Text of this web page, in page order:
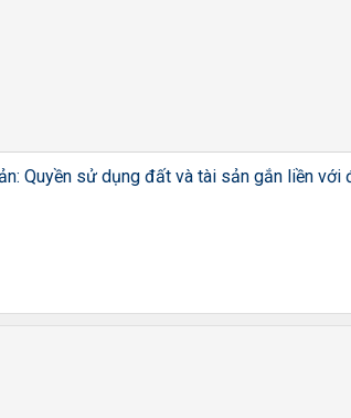
Quyền sử dụng đất và tài sản gắn liền